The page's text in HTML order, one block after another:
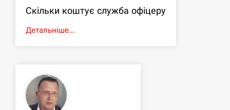
Скільки коштує служба офіцеру
Детальніше...